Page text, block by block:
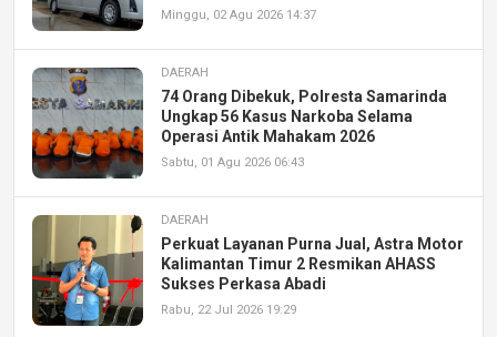
Minggu, 02 Agu 2026 14:37
DAERAH
74 Orang Dibekuk, Polresta Samarinda
Ungkap 56 Kasus Narkoba Selama
Operasi Antik Mahakam 2026
Sabtu, 01 Agu 2026 06:43
DAERAH
Perkuat Layanan Purna Jual, Astra Motor
Kalimantan Timur 2 Resmikan AHASS
Sukses Perkasa Abadi
Rabu, 22 Jul 2026 19:29